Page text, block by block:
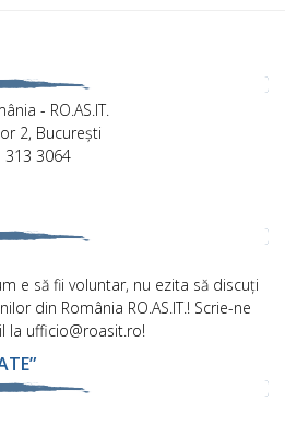
- RO.AS.IT.
2, București
313 3064
e să fii voluntar, nu ezita să discuți
din România RO.AS.IT.! Scrie-ne
la ufficio@roasit.ro!